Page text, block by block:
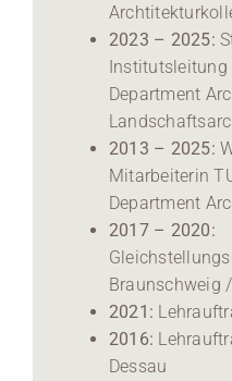
2023 – 2025:
Institutsleitung
Department
2013 – 2025:
Mitarbeiterin
Department
2017 – 2020:
Braunschweig
2021:
2016:
Dessau